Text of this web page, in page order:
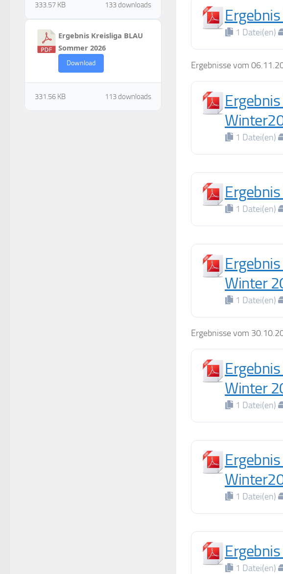
1 Datei(en)
Ergebnisse vom
1 Datei(en)
1 Datei(en)
Winter
1 Datei(en)
Ergebnisse vom
Winter
1 Datei(en)
1 Datei(en)
1 Datei(en)
133 downloads
333.57 KB
Ergebnis Kreisliga BLAU
Sommer 2026
Download
113 downloads
331.56 KB